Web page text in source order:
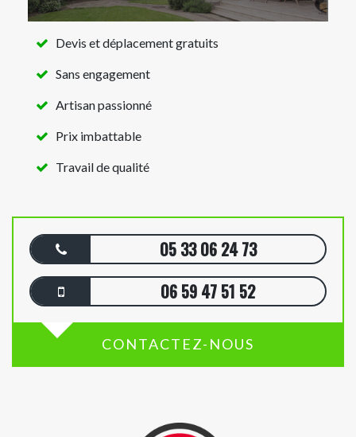
Devis et déplacement gratuits
Sans engagement
Artisan passionné
Prix imbattable
Travail de qualité
05 33 06 24 73
06 59 47 51 52
CONTACTEZ-NOUS